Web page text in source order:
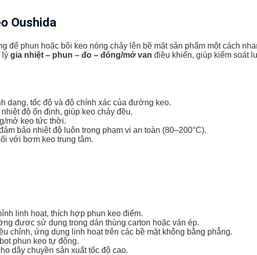
Oushida
để phun hoặc bôi keo nóng chảy lên bề mặt sản phẩm một cách
lý gia nhiệt – phun – đo – đóng/mở van điều khiển, giúp kiểm soát
dạng, tốc độ và độ chính xác của đường keo.
độ ổn định, giúp keo chảy đều.
mở keo tức thời.
bảo nhiệt độ luôn trong phạm vi an toàn (80–200°C).
với bơm keo trung tâm.
linh hoạt, thích hợp phun keo điểm.
được sử dụng trong dán thùng carton hoặc ván ép.
chỉnh, ứng dụng linh hoạt trên các bề mặt không bằng phẳng.
phun keo tự động.
dây chuyền sản xuất tốc độ cao.